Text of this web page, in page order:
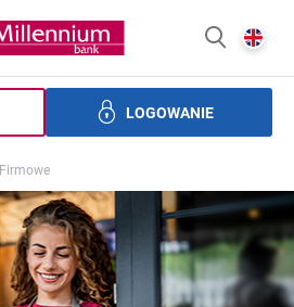
Millennium homepage
LOGOWANIE